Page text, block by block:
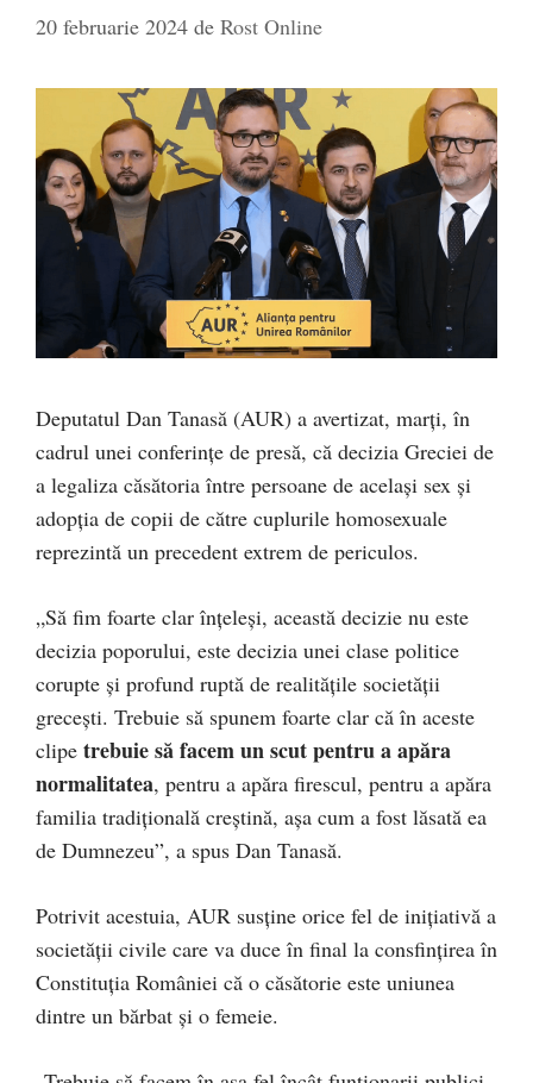
20 februarie 2024 de Rost Online
Deputatul Dan Tanasă (AUR) a avertizat, marți, în
cadrul unei conferințe de presă, că decizia Greciei de
a legaliza căsătoria între persoane de același sex și
adopția de copii de către cuplurile homosexuale
reprezintă un precedent extrem de periculos.
„Să fim foarte clar înțeleși, această decizie nu este
decizia poporului, este decizia unei clase politice
corupte și profund ruptă de realitățile societății
grecești. Trebuie să spunem foarte clar că în aceste
clipe trebuie să facem un scut pentru a apăra
normalitatea, pentru a apăra firescul, pentru a apăra
familia tradițională creștină, așa cum a fost lăsată ea
de Dumnezeu”, a spus Dan Tanasă.
Potrivit acestuia, AUR susține orice fel de inițiativă a
societății civile care va duce în final la consfințirea în
Constituția României că o căsătorie este uniunea
dintre un bărbat și o femeie.